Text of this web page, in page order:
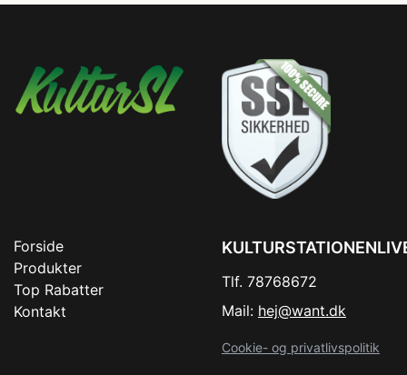
Forside
Produkter
Top Rabatter
Kontakt
Tlf. 78768672
Mail: hej@want.dk
Cookie- og privatlivspolitik